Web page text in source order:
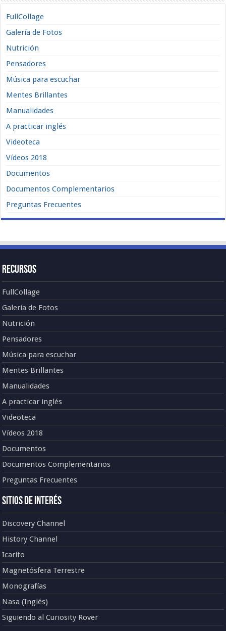
FullCollage
Galería de Fotos
Nutrición
Pensadores
Música para escuchar
Mentes Brillantes
Manualidades
A practicar inglés
Videoteca
Vídeos 2018
Documentos
Documentos Complementarios
Preguntas Frecuentes
Recursos
FullCollage
Galería de Fotos
Nutrición
Pensadores
Música para escuchar
Mentes Brillantes
Manualidades
A practicar inglés
Videoteca
Vídeos 2018
Documentos
Documentos Complementarios
Preguntas Frecuentes
Sitios de Interés
Discovery Channel
History Channel
Icarito
Magnetósfera Terrestre
Monografías
Nasa (Inglés)
Siguiendo al Curiosity Rover